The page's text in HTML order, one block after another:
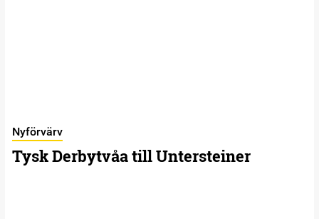
Nyförvärv
Tysk Derbytvåa till Untersteiner